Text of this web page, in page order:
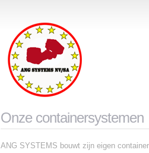
Onze containersystemen
ANG SYSTEMS bouwt zijn eigen